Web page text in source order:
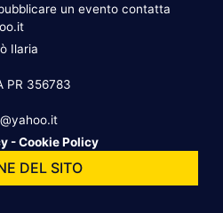
un evento contatta
Ilaria
PR 356783
-Cookie Policy
DEL SITO